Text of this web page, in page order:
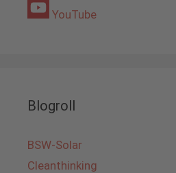
YouTube
Blogroll
BSW-Solar
Cleanthinking